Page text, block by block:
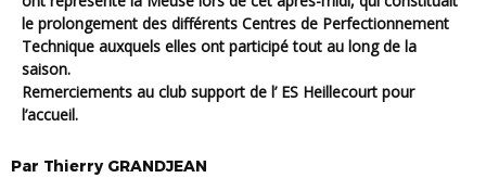
le prolongement des différents Centres de Perfectionnement
Technique auxquels elles ont participé tout au long de la
saison.
Remerciements au club support de l’ ES Heillecourt pour
l’accueil.
Par Thierry GRANDJEAN